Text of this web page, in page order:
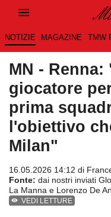
NOTIZIE MAGAZINE TMW
MN -
giocatore
prima
l'obiettivo
Milan"
16.05.2026 14:12 di
Fonte: dai nostri inviati
La Manna e Lorenzo De
VEDI LETTURE